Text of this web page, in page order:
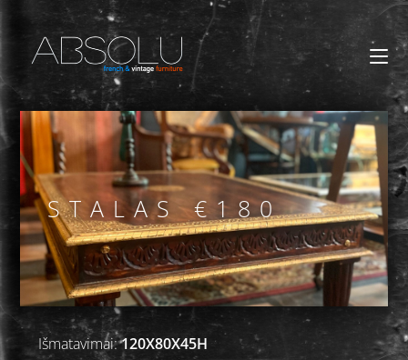
STALAS €180
Išmatavimai:120X80X45H